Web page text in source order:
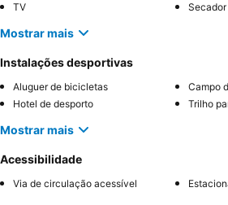
TV
Secador
Mostrar mais
Instalações desportivas
Aluguer de bicicletas
Campo
Hotel de desporto
Trilho
Mostrar mais
Acessibilidade
Via de circulação acessível